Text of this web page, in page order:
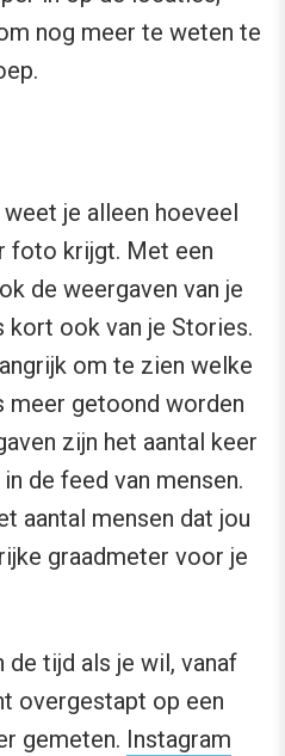
nog meer te weten te
je alleen hoeveel
foto krijgt. Met een
de weergaven van je
kort ook van je Stories.
om te zien welke
meer getoond worden
zijn het aantal keer
de feed van mensen.
aantal mensen dat jou
graadmeter voor je
tijd als je wil, vanaf
overgestapt op een
gemeten. Instagram